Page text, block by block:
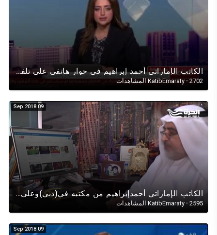
الكاتب الإماراتي أحمد إبراهيم في حوار هاتفي على تلفزيون البحرين حول (قطر) والحلول المرجوّة للمنطقة
KatibEmaraty · 2702 المشاهدات
09 Sep 2018
الكاتب الإماراتي أحمدإبراهيم من مكتبه في(دبي)وعلى الهوامباشرةً مع قناة(الحرّة) ومقرها ولاية فيرجينيا
KatibEmaraty · 2595 المشاهدات
09 Sep 2018